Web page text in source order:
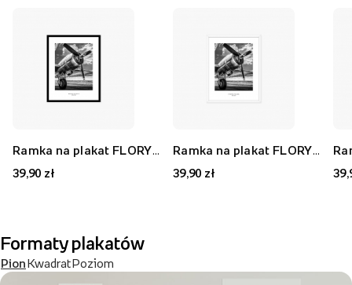
39,90 zł
39,90 zł
Formaty plakatów
PionKwadratPoziom